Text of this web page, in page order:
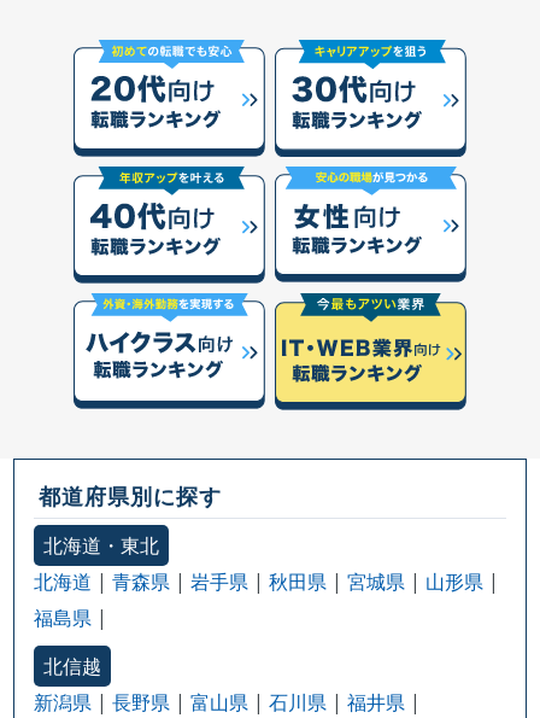
都道府県別に探す
北海道・東北
北海道
青森県 岩手県 秋田県 宮城県
山形県
福島県
北信越
新潟県
長野県 富山県 石川県
福井県